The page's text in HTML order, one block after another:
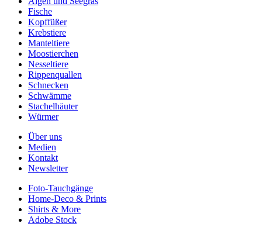
Fische
Kopffüßer
Krebstiere
Manteltiere
Moostierchen
Nesseltiere
Rippenquallen
Schnecken
Schwämme
Stachelhäuter
Würmer
Über uns
Medien
Kontakt
Newsletter
Foto-Tauchgänge
Home-Deco & Prints
Shirts & More
Adobe Stock